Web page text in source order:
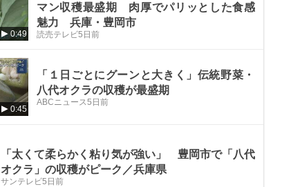
0:49
マン収穫最盛期 肉厚でパリッとした食感
魅力 兵庫・豊岡市
読売テレビ5日前
0:45
「１日ごとにグーンと大きく」伝統野菜・
八代オクラの収穫が最盛期
ABCニュース5日前
「太くて柔らかく粘り気が強い」 豊岡市で「八代
オクラ」の収穫がピーク／兵庫県
サンテレビ5日前